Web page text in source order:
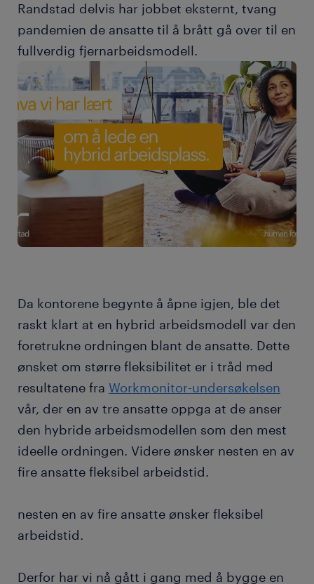
Randstad delvis har jobbet eksternt, tvang
pandemien de ansatte til å brått gå over til en
fullverdig fjernarbeidsmodell.
Da kontorene begynte å åpne igjen, ble det
raskt klart at en hybrid arbeidsmodell var den
foretrukne ordningen blant de ansatte. Dette
ønsket om større fleksibilitet er i tråd med
resultatene fra Workmonitor-undersøkelsen
vår, der en av tre ansatte oppga at de anser
den hybride arbeidsmodellen som den mest
ideelle ordningen. Videre ønsker nesten en av
fire ansatte fleksibel arbeidstid.
nesten en av fire ansatte ønsker fleksibel
arbeidstid.
Derfor har vi nå gått i gang med å bygge en